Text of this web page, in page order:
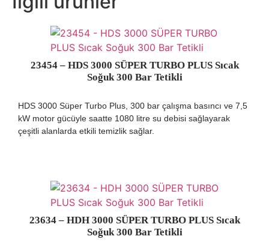
23454 – HDS 3000 SÜPER TURBO PLUS Sıcak
Soğuk 300 Bar Tetikli
HDS 3000 Süper Turbo Plus, 300 bar çalışma basıncı ve 7,5
kW motor gücüyle saatte 1080 litre su debisi sağlayarak
çeşitli alanlarda etkili temizlik sağlar.
23634 – HDH 3000 SÜPER TURBO PLUS Sıcak
Soğuk 300 Bar Tetikli